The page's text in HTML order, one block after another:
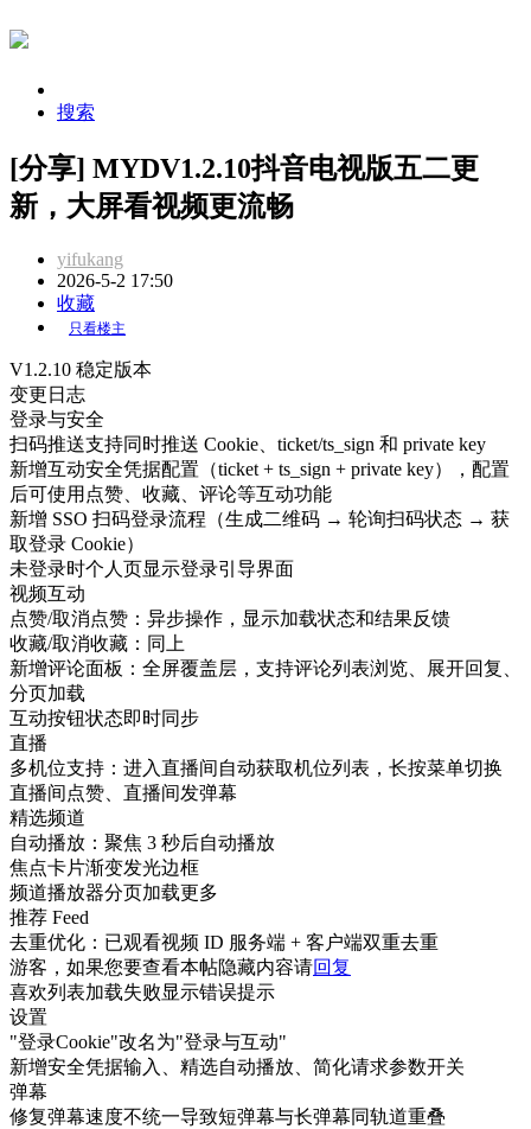
搜索
[分享] MYDV1.2.10抖音电视版五二更
新，大屏看视频更流畅
yifukang
2026-5-2 17:50
收藏
只看楼主
V1.2.10 稳定版本
变更日志
登录与安全
扫码推送支持同时推送 Cookie、ticket/ts_sign 和 private key
新增互动安全凭据配置（ticket + ts_sign + private key），配置
后可使用点赞、收藏、评论等互动功能
新增 SSO 扫码登录流程（生成二维码 → 轮询扫码状态 → 获
取登录 Cookie）
未登录时个人页显示登录引导界面
视频互动
点赞/取消点赞：异步操作，显示加载状态和结果反馈
收藏/取消收藏：同上
新增评论面板：全屏覆盖层，支持评论列表浏览、展开回复、
分页加载
互动按钮状态即时同步
直播
多机位支持：进入直播间自动获取机位列表，长按菜单切换
直播间点赞、直播间发弹幕
精选频道
自动播放：聚焦 3 秒后自动播放
焦点卡片渐变发光边框
频道播放器分页加载更多
推荐 Feed
去重优化：已观看视频 ID 服务端 + 客户端双重去重
游客，如果您要查看本帖隐藏内容请回复
喜欢列表加载失败显示错误提示
设置
"登录Cookie"改名为"登录与互动"
新增安全凭据输入、精选自动播放、简化请求参数开关
弹幕
修复弹幕速度不统一导致短弹幕与长弹幕同轨道重叠